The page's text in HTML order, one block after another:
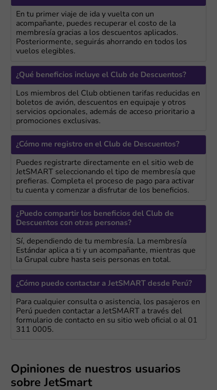
En tu primer viaje de ida y vuelta con un
acompañante, puedes recuperar el costo de la
membresía gracias a los descuentos aplicados.
Posteriormente, seguirás ahorrando en todos los
vuelos elegibles.
¿Qué beneficios incluye el Club de Descuentos?
Los miembros del Club obtienen tarifas reducidas en
boletos de avión, descuentos en equipaje y otros
servicios opcionales, además de acceso prioritario a
promociones exclusivas.
¿Cómo me registro en el Club de Descuentos?
Puedes registrarte directamente en el sitio web de
JetSMART seleccionando el tipo de membresía que
prefieras. Completa el proceso de pago para activar
tu cuenta y comenzar a disfrutar de los beneficios.
¿Puedo compartir los beneficios del Club de
Descuentos con otras personas?
Sí, dependiendo de tu membresía. La membresía
Estándar aplica a ti y un acompañante, mientras que
la Grupal cubre hasta seis personas en total.
¿Cómo puedo contactar a JetSMART desde Perú?
Para cualquier consulta o asistencia, los pasajeros en
Perú pueden contactar a JetSMART a través del
formulario de contacto en su sitio web oficial o al 01
311 0005.
Opiniones de nuestros usuarios
sobre JetSmart